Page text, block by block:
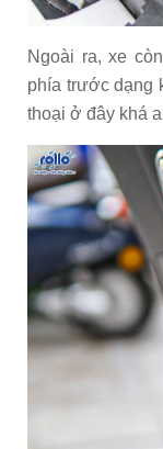
Ngoài ra, xe
phía trước dạng
thoại ở đây khá